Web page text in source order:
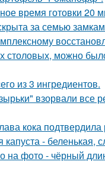
время готовки 20
за семью
столовых, можно
из 3 ингредиентов.
взорвали все
кока
- беленькая,
на фото - чёрный